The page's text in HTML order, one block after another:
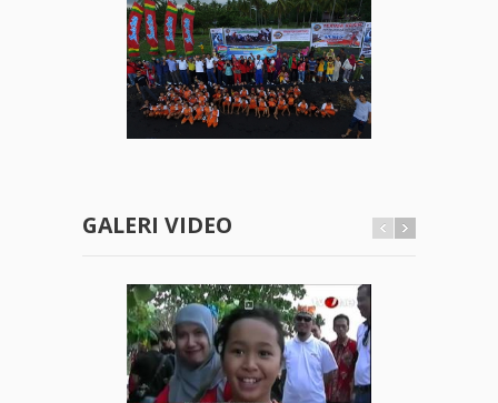
GALERI VIDEO